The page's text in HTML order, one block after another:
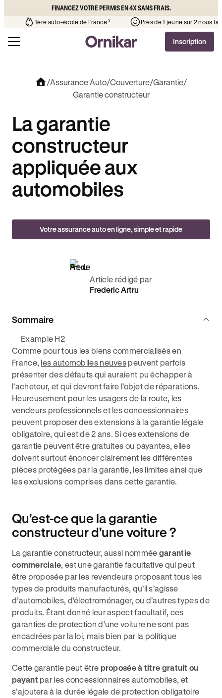
FINANCEZ VOTRE PERMIS EN 4X SANS FRAIS.
de votre quartier¹ 1ère auto-école de France³ Près de 1
Inscription
/Assurance Auto/Couverture/Garantie/
Garantie constructeur
La garantie
constructeur
appliquée aux
automobiles
Votre assurance auto en ligne, simple et rapide
Article rédigé par
Frederic Artru
Sommaire
Example H2
Comme pour tous les biens commercialisés en
France, les automobiles neuves peuvent parfois
présenter des défauts qui auraient pu échapper à
l’acheteur, et qui devront faire l’objet de réparations.
Heureusement pour les usagers de la route, les
vendeurs professionnels et les concessionnaires
peuvent proposer des extensions à la garantie légale
obligatoire, qui est de 2 ans. Si ces extensions de
garantie peuvent être gratuites ou payantes, elles
doivent surtout énoncer clairement les différentes
pièces protégées par la garantie, les limites ainsi que
les exclusions comprises dans cette garantie.
Qu’est-ce que la garantie
constructeur d’une voiture ?
La garantie constructeur, aussi nommée garantie
commerciale, est une garantie facultative qui peut
être proposée par les revendeurs proposant tous les
types de produits manufacturés, qu’il s’agisse
d’automobiles, d'électroménager, ou d’autres types de
produits. Étant donné leur aspect facultatif, ces
garanties de protection d’une voiture ne sont pas
encadrées par la loi, mais bien par la politique
commerciale du constructeur.
Cette garantie peut être proposée à titre gratuit ou
payant par les concessionnaires automobiles, et
s’ajoutera à la durée légale de protection obligatoire